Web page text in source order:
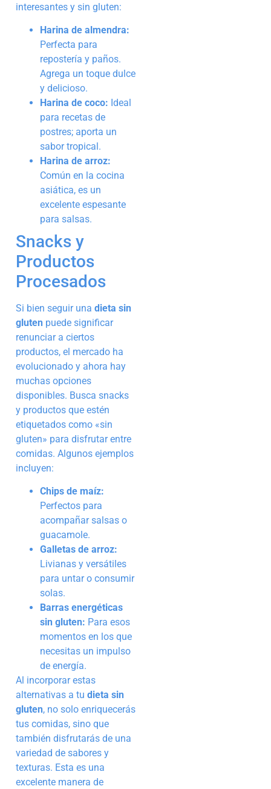
interesantes y sin gluten:
Harina de almendra:
Perfecta para
repostería y paños.
Agrega un toque dulce
y delicioso.
Harina de coco: Ideal
para recetas de
postres; aporta un
sabor tropical.
Harina de arroz:
Común en la cocina
asiática, es un
excelente espesante
para salsas.
Snacks y
Productos
Procesados
Si bien seguir una dieta sin
gluten puede significar
renunciar a ciertos
productos, el mercado ha
evolucionado y ahora hay
muchas opciones
disponibles. Busca snacks
y productos que estén
etiquetados como «sin
gluten» para disfrutar entre
comidas. Algunos ejemplos
incluyen:
Chips de maíz:
Perfectos para
acompañar salsas o
guacamole.
Galletas de arroz:
Livianas y versátiles
para untar o consumir
solas.
Barras energéticas
sin gluten: Para esos
momentos en los que
necesitas un impulso
de energía.
Al incorporar estas
alternativas a tu dieta sin
gluten, no solo enriquecerás
tus comidas, sino que
también disfrutarás de una
variedad de sabores y
texturas. Esta es una
excelente manera de